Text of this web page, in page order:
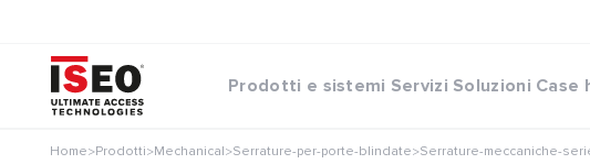
Prodotti e sistemi Servizi Soluzioni Case
Home>Prodotti>Mechanical>Serrature-per-porte-blindate>Serrature-meccaniche-